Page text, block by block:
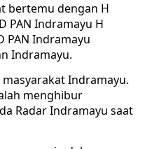
bertemu dengan H
PAN Indramayu H
PAN Indramayu
Indramayu.
Indramayu.
menghibur
Radar Indramayu saat